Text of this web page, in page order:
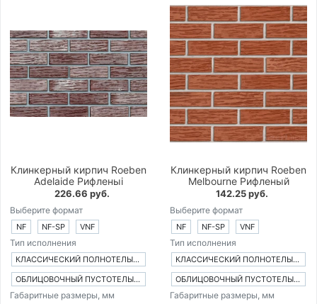
Клинкерный кирпич Roeben
Adelaide Рифленыi
226.66 руб.
Выберите формат
NF NF-SP VNF
Тип исполнения
КЛАССИЧЕСКИЙ ПОЛНОТЕЛЫЙ КИРПИЧ
ОБЛИЦОВОЧНЫЙ ПУСТОТЕЛЫЙ КИРПИЧ
Габаритные размеры, мм
Клинкерный кирпич Roeben
Melbourne Рифленый
142.25 руб.
Выберите формат
NF NF-SP VNF
Тип исполнения
КЛАССИЧЕСКИЙ ПОЛНОТЕЛЫЙ КИРПИЧ
ОБЛИЦОВОЧНЫЙ ПУСТОТЕЛЫЙ КИРПИЧ
Габаритные размеры, мм